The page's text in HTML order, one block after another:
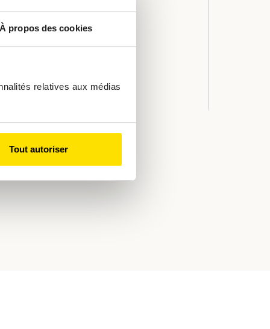
À propos des cookies
relatives aux médias
Tout autoriser